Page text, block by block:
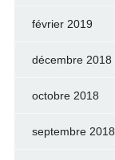
février 2019
décembre 2018
octobre 2018
septembre 2018